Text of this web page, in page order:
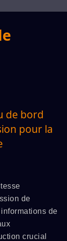
de bord
pour la
de
de
crucial